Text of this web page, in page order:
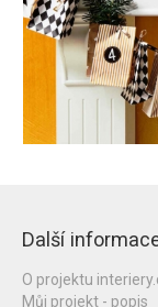
Další
O projektu
Můj projekt - popis